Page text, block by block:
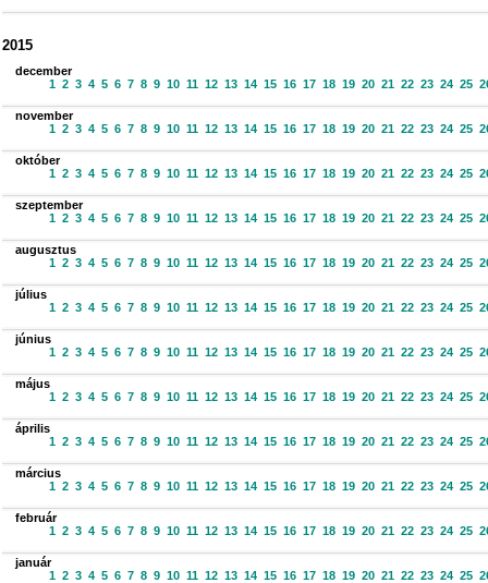
2015
december
1 2 3 4 5 6 7 8 9 10 11 12 13 14 15 16 17 18 19 20 21 22 23 24 25
november
1 2 3 4 5 6 7 8 9 10 11 12 13 14 15 16 17 18 19 20 21 22 23 24 25
október
1 2 3 4 5 6 7 8 9 10 11 12 13 14 15 16 17 18 19 20 21 22 23 24 25
szeptember
1 2 3 4 5 6 7 8 9 10 11 12 13 14 15 16 17 18 19 20 21 22 23 24 25
augusztus
1 2 3 4 5 6 7 8 9 10 11 12 13 14 15 16 17 18 19 20 21 22 23 24 25
július
1 2 3 4 5 6 7 8 9 10 11 12 13 14 15 16 17 18 19 20 21 22 23 24 25
június
1 2 3 4 5 6 7 8 9 10 11 12 13 14 15 16 17 18 19 20 21 22 23 24 25
május
1 2 3 4 5 6 7 8 9 10 11 12 13 14 15 16 17 18 19 20 21 22 23 24 25
április
1 2 3 4 5 6 7 8 9 10 11 12 13 14 15 16 17 18 19 20 21 22 23 24 25
március
1 2 3 4 5 6 7 8 9 10 11 12 13 14 15 16 17 18 19 20 21 22 23 24 25
február
1 2 3 4 5 6 7 8 9 10 11 12 13 14 15 16 17 18 19 20 21 22 23 24 25
január
1 2 3 4 5 6 7 8 9 10 11 12 13 14 15 16 17 18 19 20 21 22 23 24 25